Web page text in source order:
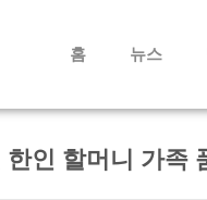
홈 뉴스
인 할머니 가족